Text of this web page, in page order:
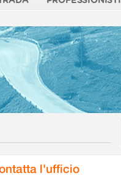
l'ufficio